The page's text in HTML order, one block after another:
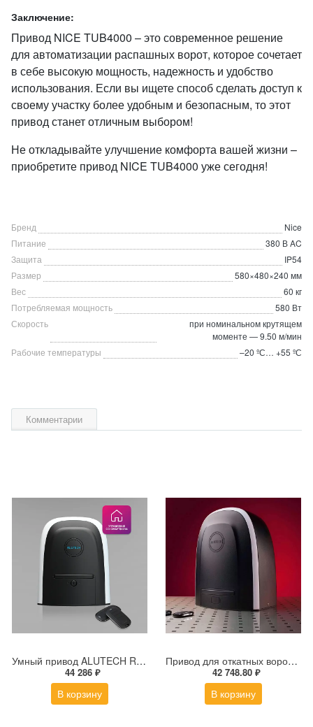
Заключение:
Привод NICE TUB4000 – это современное решение
для автоматизации распашных ворот, которое сочетает
в себе высокую мощность, надежность и удобство
использования. Если вы ищете способ сделать доступ к
своему участку более удобным и безопасным, то этот
привод станет отличным выбором!
Не откладывайте улучшение комфорта вашей жизни –
приобретите привод NICE TUB4000 уже сегодня!
Бренд
Nice
Питание
380 В AC
Защита
IP54
Размер
580×480×240 мм
Вес
60 кг
Потребляемая мощность
580 Вт
Скорость
при номинальном крутящем
моменте — 9.50 м/мин
Рабочие температуры
–20 ºС… +55 ºС
Комментарии
Умный привод ALUTECH RDC-600MKIT-Sm + модуль Wi-fi
44 286 ₽
В корзину
Привод для откатных ворот ALUTECH ROTEO RTО-2000MKIT
42 748.80 ₽
В корзину